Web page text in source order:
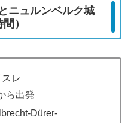
ニュルンベルク城
）
レ
ら出発
Dürer-